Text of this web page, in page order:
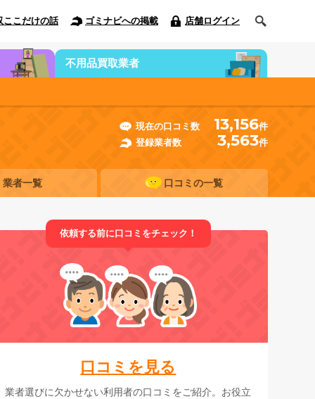
ここだけの話 ゴミナビへの掲載 店舗ログイン
不用品買取業者
現在の口コミ数 13,156件
登録業者数
3,563件
業者一覧 口コミの一覧
依頼する前に口コミをチェック！
口コミを見る
業者選びに欠かせない利用者の口コミをご紹介。お役立